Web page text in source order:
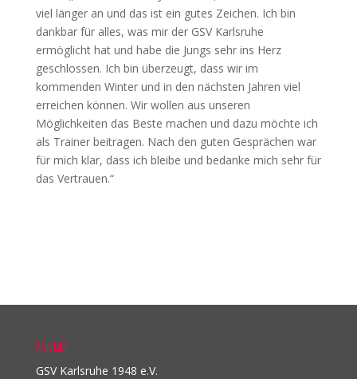
viel länger an und das ist ein gutes Zeichen. Ich bin
dankbar für alles, was mir der GSV Karlsruhe
ermöglicht hat und habe die Jungs sehr ins Herz
geschlossen. Ich bin überzeugt, dass wir im
kommenden Winter und in den nächsten Jahren viel
erreichen können. Wir wollen aus unseren
Möglichkeiten das Beste machen und dazu möchte ich
als Trainer beitragen. Nach den guten Gesprächen war
für mich klar, dass ich bleibe und bedanke mich sehr für
das Vertrauen.“
Kontakt
GSV Karlsruhe 1948 e.V.